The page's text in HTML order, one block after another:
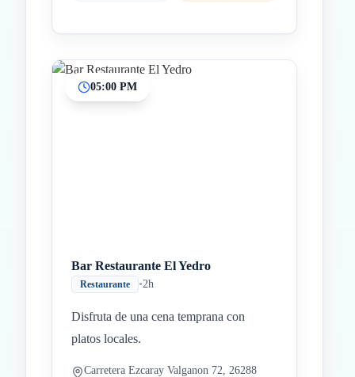
05:00 PM
Bar Restaurante El Yedro
Restaurante •2h
Disfruta de una cena temprana con
platos locales.
Carretera Ezcaray Valganon 72, 26288